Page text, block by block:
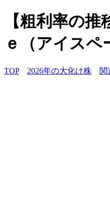
【粗利率の推
ｅ（アイスペ
TOP 2026年の大化け株 関